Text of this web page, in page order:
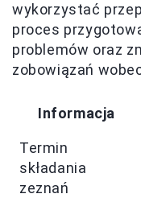
wykorzystać
proces
problemów oraz
zobowiązań
Informacja
Termin
składania
zeznań